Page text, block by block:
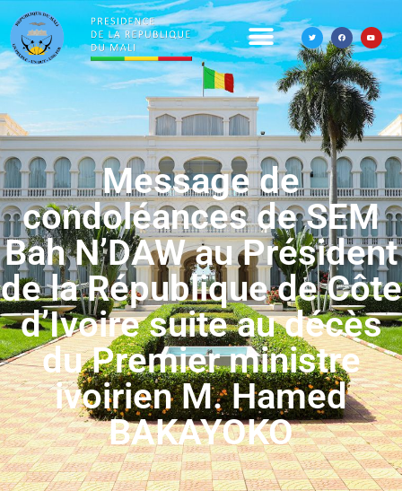
Message de
condoléances de SEM
Bah N’DAW au Président
de la République de Côte
d’Ivoire suite au décès
du Premier ministre
ivoirien M. Hamed
BAKAYOKO